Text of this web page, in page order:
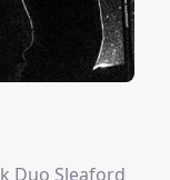
Duo Sleaford